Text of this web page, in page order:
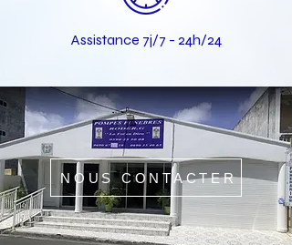
Assistance 7j/7 - 24h/24
NOUS CONTACTER